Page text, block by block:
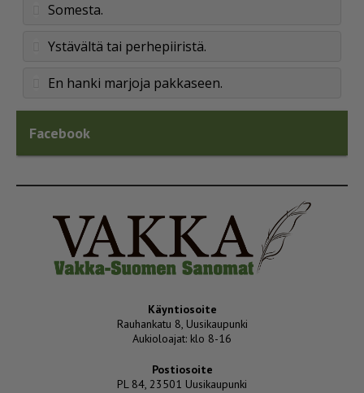
Somesta.
Ystävältä tai perhepiiristä.
En hanki marjoja pakkaseen.
Facebook
Käyntiosoite
Rauhankatu 8, Uusikaupunki
Aukioloajat: klo 8-16
Postiosoite
PL 84, 23501 Uusikaupunki